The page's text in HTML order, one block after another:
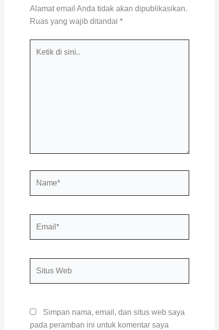
Alamat email Anda tidak akan dipublikasikan.
Ruas yang wajib ditandai *
Simpan nama, email, dan situs web saya
pada peramban ini untuk komentar saya